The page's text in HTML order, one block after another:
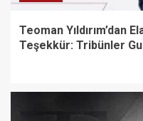
Teoman Yıldırım’dan
Teşekkür: Tribünler